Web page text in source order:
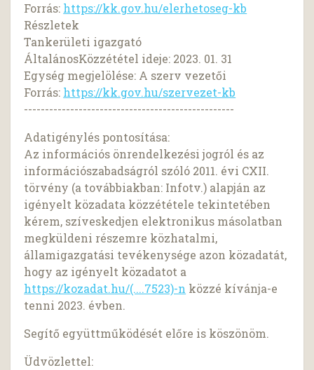
Forrás: https://kk.gov.hu/elerhetoseg-kb
Részletek
Tankerületi igazgató
ÁltalánosKözzététel ideje: 2023. 01. 31
Egység megjelölése: A szerv vezetői
Forrás: https://kk.gov.hu/szervezet-kb
--------------------------------------------------
Adatigénylés pontosítása:
Az információs önrendelkezési jogról és az
információszabadságról szóló 2011. évi CXII.
törvény (a továbbiakban: Infotv.) alapján az
igényelt közadata közzététele tekintetében
kérem, szíveskedjen elektronikus másolatban
megküldeni részemre közhatalmi,
államigazgatási tevékenysége azon közadatát,
hogy az igényelt közadatot a
https://kozadat.hu/(....7523)-n közzé kívánja-e
tenni 2023. évben.
Segítő együttműködését előre is köszönöm.
Üdvözlettel: